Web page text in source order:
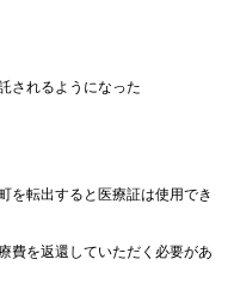
されるようになった
を転出すると医療証は使用でき
費を返還していただく必要があ